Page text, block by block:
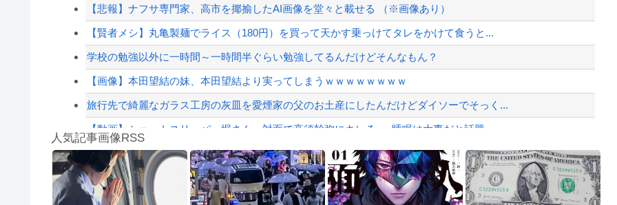
福岡県議会「海外旅行じゃない、海外活動だ！」→視察費2.65億円公開で再炎上ｗｗ...
【配信者】「金バエ」のSNS更新が1週間途絶え、様々な憶測が飛び交う。1週間ぶり...
【緊急速報】NYで警官が黒人男性の首を絞め、暴動第二波不可避へ
Powered by livedoor 相互RSS
【悲報】ナフサ専門家、高市を揶揄したAI画像を堂々と載せる （※画像あり）
【賢者メシ】丸亀製麺でライス（180円）を買って天かす乗っけてタレをかけて食うと...
学校の勉強以外に一時間～一時間半ぐらい勉強してるんだけどそんなもん？
【画像】本田望結の妹、本田望結より実ってしまうｗｗｗｗｗｗｗｗ
旅行先で綺麗なガラス工房の灰皿を愛煙家の父のお土産にしたんだけどダイソーでそっく...
【動画】ショートスリーパー堀さん、対面で高須幹弥にキレる ← 睡眠は大事だと話題
【動画】ロシアの空挺兵、パラシュートが開かずに墜落してしまう。
白石「あ、あきら様……？」あきら「……白石」
8/4のニュース
人気記事画像RSS